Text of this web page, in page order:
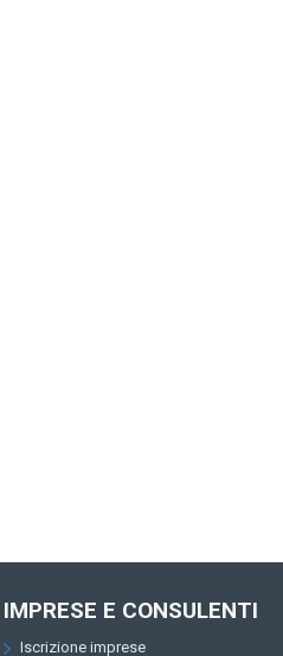
IMPRESE E CONSULENTI
Iscrizione imprese